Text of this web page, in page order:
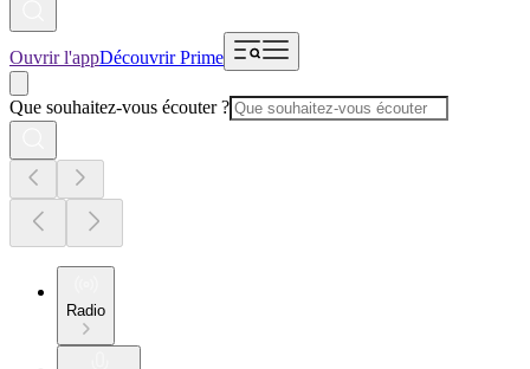
Ouvrir l'appDécouvrir Prime
Que souhaitez-vous écouter ?
Radio